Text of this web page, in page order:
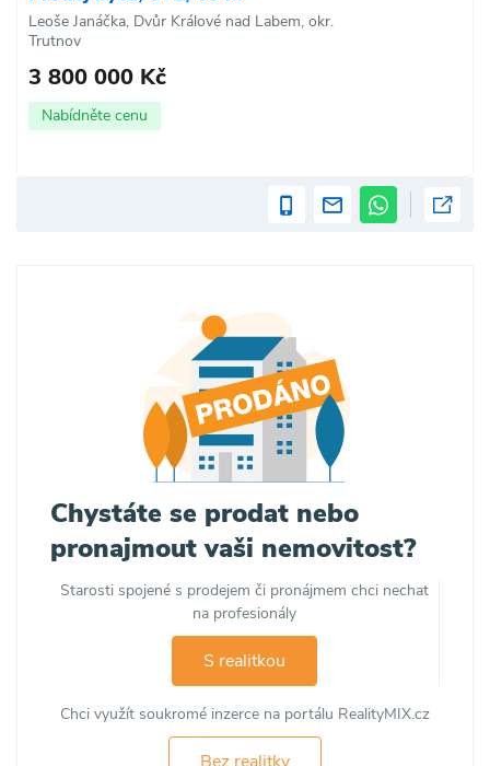
Leoše Janáčka, Dvůr Králové nad Labem, okr.
Trutnov
3 800 000 Kč
Nabídněte cenu
Chystáte se prodat nebo
pronajmout vaši nemovitost?
Starosti spojené s prodejem či pronájmem chci nechat
na profesionály
S realitkou
Chci využít soukromé inzerce na portálu RealityMIX.cz